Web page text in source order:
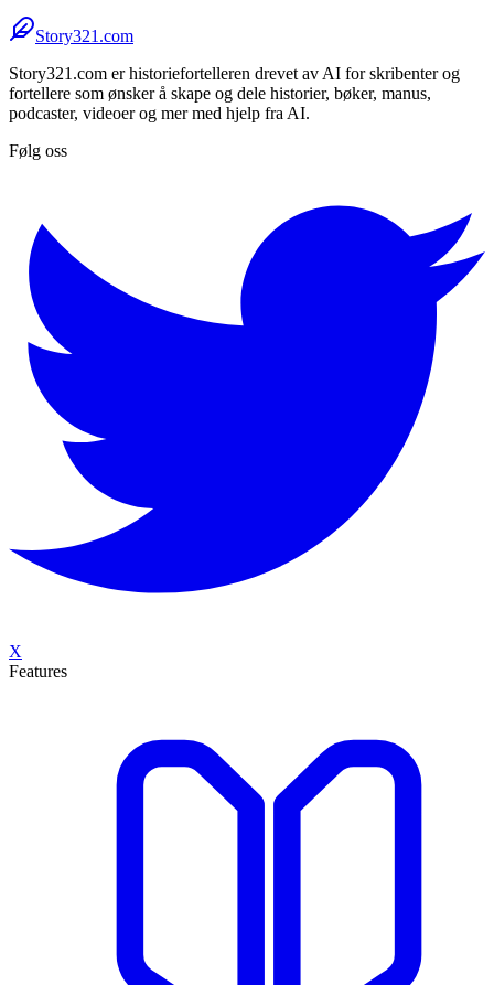
Story321.com
Story321.com er historiefortelleren drevet av AI for skribenter og
fortellere som ønsker å skape og dele historier, bøker, manus,
podcaster, videoer og mer med hjelp fra AI.
Følg oss
X
Features